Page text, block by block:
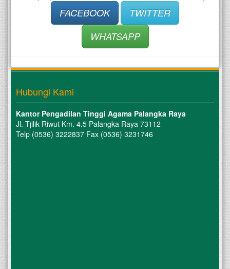
FACEBOOK
TWITTER
WHATSAPP
Hubungi Kami
Kantor Pengadilan Tinggi Agama Palangka Raya
Jl. Tjilik Riwut Km. 4.5 Palangka Raya 73112
Telp (0536) 3222837 Fax (0536) 3231746